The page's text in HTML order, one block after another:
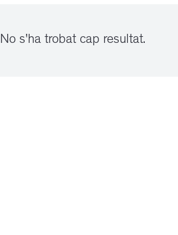
No s'ha trobat cap resultat.